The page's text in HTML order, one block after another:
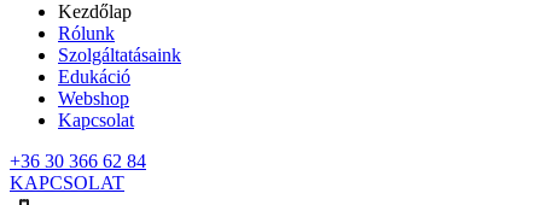
Kezdőlap
Rólunk
Szolgáltatásaink
Edukáció
Webshop
Kapcsolat
+36 30 366 62 84
KAPCSOLAT